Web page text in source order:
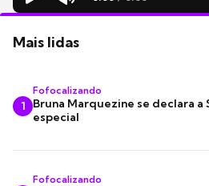
Mais lidas
1
Fofocalizando
Bruna Marquezine se declara a
especial
Fofocalizando